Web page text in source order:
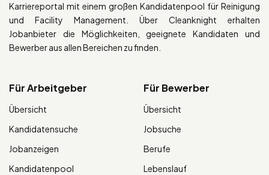
Karriereportal mit einem großen Kandidatenpool für Reinigung
und Facility Management. Über Cleanknight erhalten
Jobanbieter die Möglichkeiten, geeignete Kandidaten und
Bewerber aus allen Bereichen zu finden.
Für Arbeitgeber
Übersicht
Kandidatensuche
Jobanzeigen
Kandidatenpool
Für Bewerber
Übersicht
Jobsuche
Berufe
Lebenslauf